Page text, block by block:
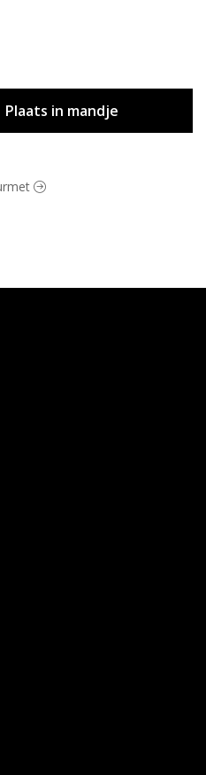
Plaats in mandje